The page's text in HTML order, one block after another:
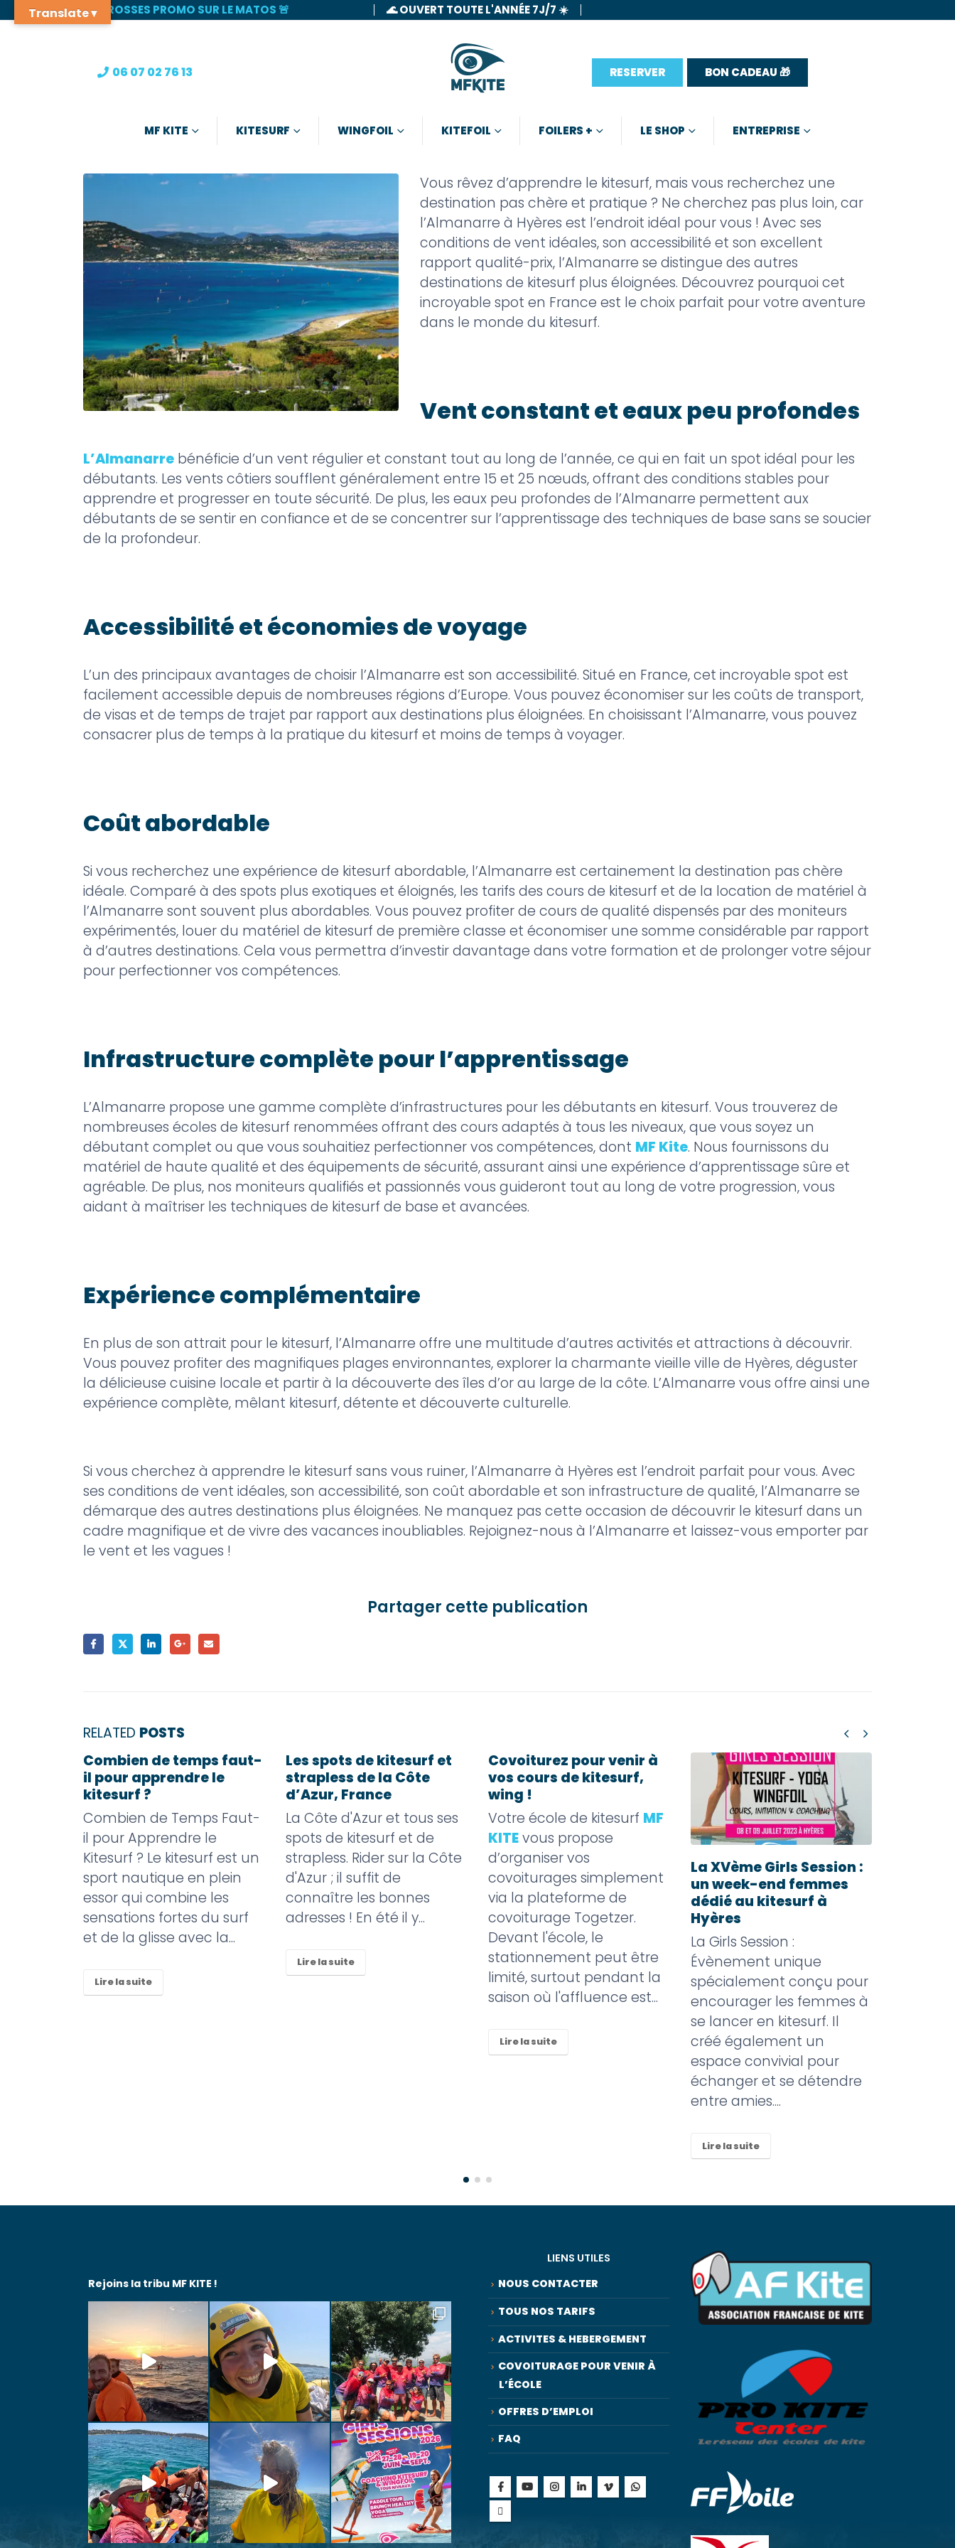
🚨 GROSSES PROMO SUR LE MATOS 🚨 🌊 OUVERT TOUTE L'ANNÉE 7J/7 ☀️
06 07 02 76 13 RESERVER BON CADEAU 🎁
MF KITE KITESURF WINGFOIL KITEFOIL FOILERS + LE SHOP ENTREPRISE
Vous rêvez d’apprendre le kitesurf, mais vous recherchez une
destination pas chère et pratique ? Ne cherchez pas plus loin, car
l’Almanarre à Hyères est l’endroit idéal pour vous ! Avec ses
conditions de vent idéales, son accessibilité et son excellent
rapport qualité-prix, l’Almanarre se distingue des autres
destinations de kitesurf plus éloignées. Découvrez pourquoi cet
incroyable spot en France est le choix parfait pour votre aventure
dans le monde du kitesurf.
Vent constant et eaux peu profondes
L’Almanarre bénéficie d’un vent régulier et constant tout au long de l’année, ce qui en fait un spot idéal pour les
débutants. Les vents côtiers soufflent généralement entre 15 et 25 nœuds, offrant des conditions stables pour
apprendre et progresser en toute sécurité. De plus, les eaux peu profondes de l’Almanarre permettent aux
débutants de se sentir en confiance et de se concentrer sur l’apprentissage des techniques de base sans se soucier
de la profondeur.
Accessibilité et économies de voyage
L’un des principaux avantages de choisir l’Almanarre est son accessibilité. Situé en France, cet incroyable spot est
facilement accessible depuis de nombreuses régions d’Europe. Vous pouvez économiser sur les coûts de transport,
de visas et de temps de trajet par rapport aux destinations plus éloignées. En choisissant l’Almanarre, vous pouvez
consacrer plus de temps à la pratique du kitesurf et moins de temps à voyager.
Coût abordable
Si vous recherchez une expérience de kitesurf abordable, l’Almanarre est certainement la destination pas chère
idéale. Comparé à des spots plus exotiques et éloignés, les tarifs des cours de kitesurf et de la location de matériel à
l’Almanarre sont souvent plus abordables. Vous pouvez profiter de cours de qualité dispensés par des moniteurs
expérimentés, louer du matériel de kitesurf de première classe et économiser une somme considérable par rapport
à d’autres destinations. Cela vous permettra d’investir davantage dans votre formation et de prolonger votre séjour
pour perfectionner vos compétences.
Infrastructure complète pour l’apprentissage
L’Almanarre propose une gamme complète d’infrastructures pour les débutants en kitesurf. Vous trouverez de
nombreuses écoles de kitesurf renommées offrant des cours adaptés à tous les niveaux, que vous soyez un
débutant complet ou que vous souhaitiez perfectionner vos compétences, dont MF Kite. Nous fournissons du
matériel de haute qualité et des équipements de sécurité, assurant ainsi une expérience d’apprentissage sûre et
agréable. De plus, nos moniteurs qualifiés et passionnés vous guideront tout au long de votre progression, vous
aidant à maîtriser les techniques de kitesurf de base et avancées.
Expérience complémentaire
En plus de son attrait pour le kitesurf, l’Almanarre offre une multitude d’autres activités et attractions à découvrir.
Vous pouvez profiter des magnifiques plages environnantes, explorer la charmante vieille ville de Hyères, déguster
la délicieuse cuisine locale et partir à la découverte des îles d’or au large de la côte. L’Almanarre vous offre ainsi une
expérience complète, mêlant kitesurf, détente et découverte culturelle.
Si vous cherchez à apprendre le kitesurf sans vous ruiner, l’Almanarre à Hyères est l’endroit parfait pour vous. Avec
ses conditions de vent idéales, son accessibilité, son coût abordable et son infrastructure de qualité, l’Almanarre se
démarque des autres destinations plus éloignées. Ne manquez pas cette occasion de découvrir le kitesurf dans un
cadre magnifique et de vivre des vacances inoubliables. Rejoignez-nous à l’Almanarre et laissez-vous emporter par
le vent et les vagues !
Partager cette publication
RELATED POSTS
Combien de temps faut-
il pour apprendre le
kitesurf ?
Combien de Temps Faut-
il pour Apprendre le
Kitesurf ? Le kitesurf est un
sport nautique en plein
essor qui combine les
sensations fortes du surf
et de la glisse avec la...
Lire la suite
Les spots de kitesurf et
strapless de la Côte
d’Azur, France
La Côte d'Azur et tous ses
spots de kitesurf et de
strapless. Rider sur la Côte
d'Azur ; il suffit de
connaître les bonnes
adresses ! En été il y...
Lire la suite
Covoiturez pour venir à
vos cours de kitesurf,
wing !
Votre école de kitesurf MF
KITEvous propose
d’organiser vos
covoiturages simplement
via la plateforme de
covoiturage Togetzer.
Devant l'école, le
stationnement peut être
limité, surtout pendant la
saison où l'affluence est...
Lire la suite
La XVème Girls Session :
un week-end femmes
dédié au kitesurf à
Hyères
La Girls Session :
Évènement unique
spécialement conçu pour
encourager les femmes à
se lancer en kitesurf. Il
créé également un
espace convivial pour
échanger et se détendre
entre amies....
Lire la suite
Rejoins la tribu MF KITE !
LIENS UTILES
NOUS CONTACTER
TOUS NOS TARIFS
ACTIVITES & HEBERGEMENT
COVOITURAGE POUR VENIR À
L’ÉCOLE
OFFRES D’EMPLOI
FAQ
Translate ▾